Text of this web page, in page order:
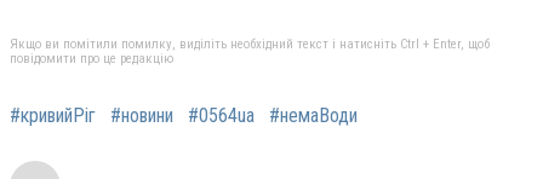
Якщо ви помітили помилку, виділіть необхідний текст і натисніть Ctrl + Enter, щоб
повідомити про це редакцію
#кривийРіг #новини #0564ua #немаВоди